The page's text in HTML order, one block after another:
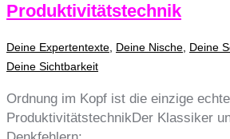
Produktivitätstechnik
Deine Expertentexte Deine Nische Deine
Deine Sichtbarkeit
Ordnung im Kopf ist die einzige echte
ProduktivitätstechnikDer Klassiker